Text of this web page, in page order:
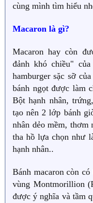
cùng mình tìm hiểu
Macaron là gì?
Macaron hay còn
đảnh khó chiều"
hamburger sặc sỡ
bánh ngọt được làm
Bột hạnh nhân,
tạo nên 2 lớp bánh
nhân dẻo mềm, thơm
tha hồ lựa chọn như
hạnh nhân..
Bánh macaron còn
vùng Montmorillion
được ý nghĩa và tầm